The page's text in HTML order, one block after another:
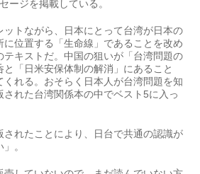
ージを掲載している。
ットながら、日本にとって台湾が日本の
に位置する「生命線」であることを改め
テキストだ。中国の狙いが「台湾問題の
「日米安保体制の解消」にあること
くれる。おそらく日本人が台湾問題を知
された台湾関係本の中でベスト5に入っ
されたことにより、日台で共通の認識が
。